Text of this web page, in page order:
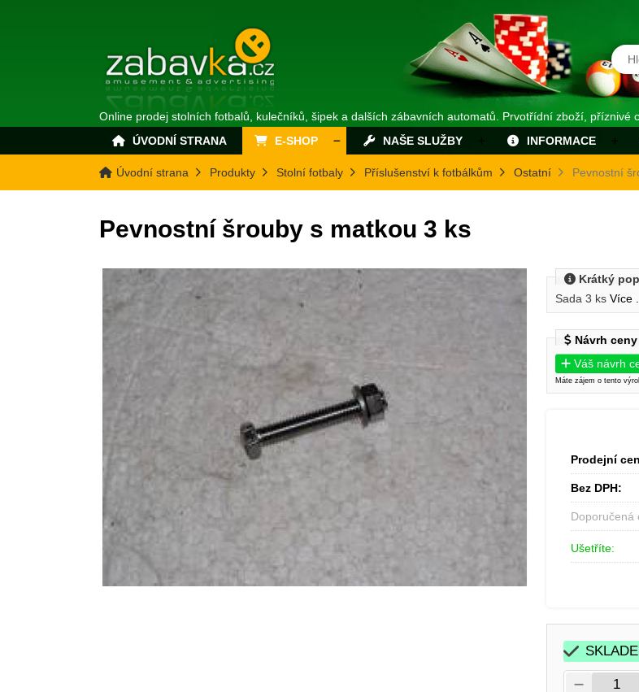
Online prodej stolních fotbalů, kulečníků, šipek a dalších zábavních automatů. Prvotřídní zboží, příznivé
ÚVODNÍ STRANA
E-SHOP NAŠE SLUŽBY INFORMACE
Úvodní strana Produkty Stolní fotbaly Příslušenství k fotbálkům Ostatní Pevnostní
Pevnostní šrouby s matkou 3 ks
Krátký
Sada 3 ks Více ...
Návrh ceny
Váš návrh
Máte zájem o tento
Prodejní
Bez DPH:
Doporučená
Ušetříte: